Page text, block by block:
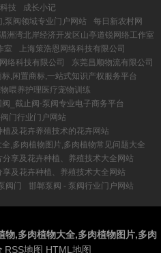
技
成长小记
泵阀领域专业门户网站
每日新农村网
洲湾北岸经济开发区山亭道锐网络工作室
室
上海策浩恩网络科技有限公司
络科技有限公司
东莞昌顺物流有限公司
,闲置商标,一站式知识产权服务平台
喂养护理医疗宠物训练
_截止阀-泵阀专业电子商务平台
门行业门户网站
及花卉养殖技术的花卉网站
,多肉植物图片,多肉植物常见问题大全
享及花卉种植、养殖技术大全网站
及花卉种植、养殖技术大全网站
阀门
邯郸泵阀 - 泵阀行业门户网站
物,多肉植物大全,多肉植物图片,多肉
RSS地图 HTML地图